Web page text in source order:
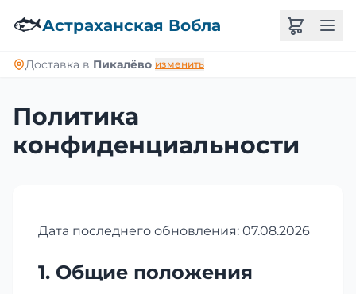
🐟Астраханская Вобла
Доставка в Пикалёво изменить
Политика
конфиденциальности
Дата последнего обновления: 07.08.2026
1. Общие положения